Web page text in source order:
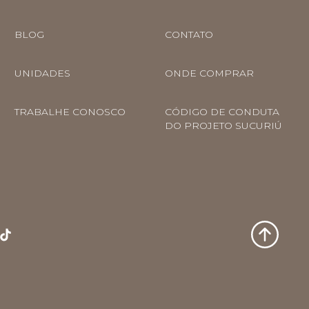
VEJA NO MAPA
BLOG CONTATO
UNIDADES ONDE COMPRAR
TRABALHE CONOSCO
CÓDIGO DE CONDUTA
DO PROJETO SUCURIÚ